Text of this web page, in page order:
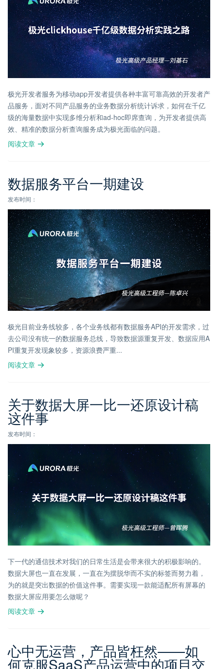
极光开发者服务为移动app开发者提供各种丰富可靠高效的开发者产
品服务，面对不同产品服务的业务数据分析统计诉求，如何在千亿
级的海量数据中实现多维分析和ad-hoc即席查询，为开发者提供高
效、精准的数据分析查询服务成为极光面临的问题。
阅读文章
数据服务平台一期建设
发布时间：
极光目前业务线较多，各个业务线都有数据服务API的开发需求，过
去公司没有统一的数据服务总线，导致数据源重复开发、数据应用A
PI重复开发现象较多，资源浪费严重...
阅读文章
关于数据大屏一比一还原设计稿
这件事
发布时间：
下一代的通信技术对我们的日常生活是会带来很大的积极影响的。
数据大屏也一直在发展，一直在为摆脱华而不实的标签而努力着，
为的就是突出数据的价值这件事。需要实现一款能适配所有屏幕的
数据大屏应用要怎么做呢？
阅读文章
心中无运营，产品皆枉然——如
何克服SaaS产品运营中的项目交